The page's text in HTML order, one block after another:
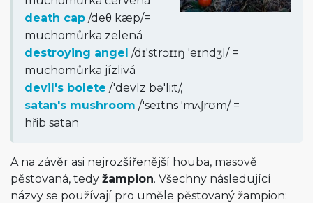
death cap /deθ kæp/=
muchomůrka zelená
destroying angel /dɪ'strɔɪɪŋ 'eɪndʒl /=
muchomůrka jízlivá
devil's bolete /'devlz bə'li:t/,
satan's mushroom /'seɪtns 'mʌʃrʊm/=
hřib satan
A na závěr asi nejrozšířenější houba, masově
pěstovaná, tedy žampion. Všechny následující
názvy se používají pro uměle pěstovaný žampion: